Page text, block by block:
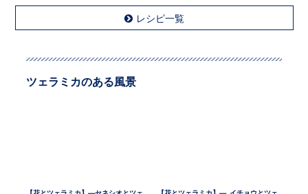
レシピ一覧
ツェラミカのある風景